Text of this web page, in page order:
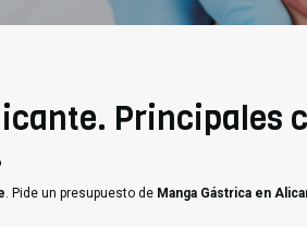
Principales
. Pide un presupuesto de Manga Gástrica en